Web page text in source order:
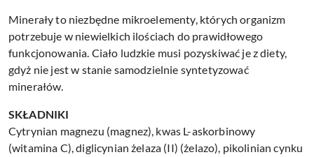
Minerały to niezbędne mikroelementy, których organizm
potrzebuje w niewielkich ilościach do prawidłowego
funkcjonowania. Ciało ludzkie musi pozyskiwać je z diety,
gdyż nie jest w stanie samodzielnie syntetyzować
minerałów.
SKŁADNIKI
Cytrynian magnezu (magnez), kwas L-askorbinowy
(witamina C), diglicynian żelaza (II) (żelazo), pikolinian cynku